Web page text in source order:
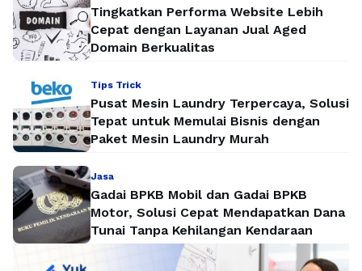
Tingkatkan Performa Website Lebih
Cepat dengan Layanan Jual Aged
Domain Berkualitas
Tips Trick
Pusat Mesin Laundry Terpercaya, Solusi
Tepat untuk Memulai Bisnis dengan
Paket Mesin Laundry Murah
Jasa
Gadai BPKB Mobil dan Gadai BPKB
Motor, Solusi Cepat Mendapatkan Dana
Tunai Tanpa Kehilangan Kendaraan